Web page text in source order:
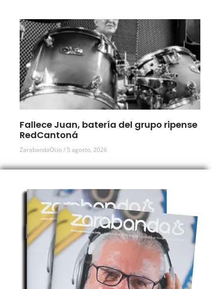
Fallece Juan, batería del grupo ripense
RedCantoná
ZarabandaOcio 5 agosto, 2026